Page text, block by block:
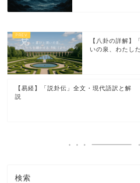
【八卦の詳解】
いの泉、わたし
【易経】「説卦伝」全文・現代語訳と解
説
検索